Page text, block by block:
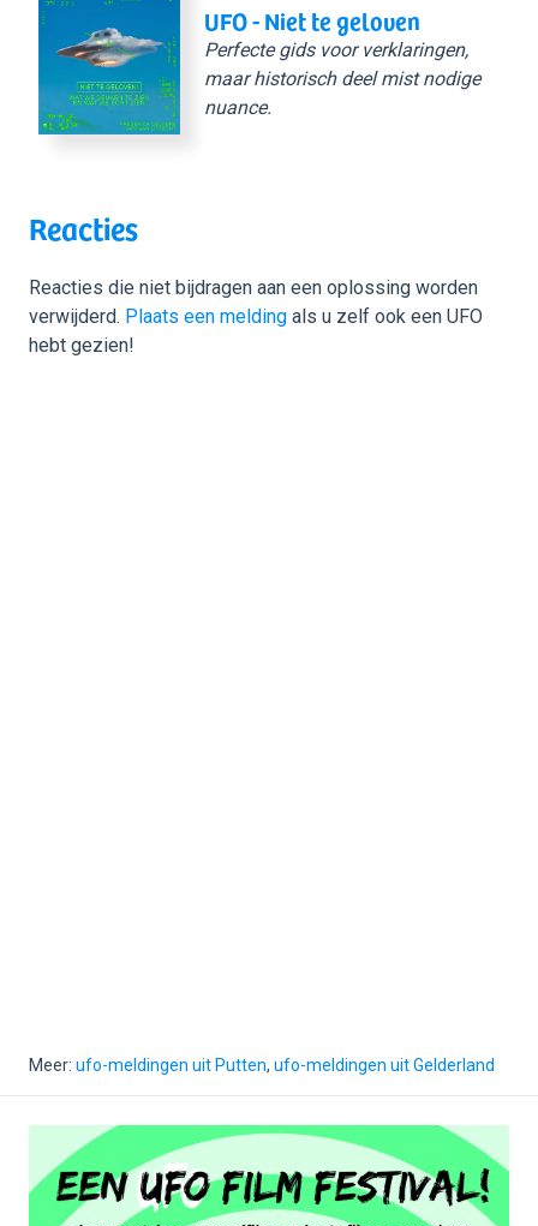
UFO - Niet te geloven
Perfecte gids voor verklaringen,
maar historisch deel mist nodige
nuance.
Reacties
Reacties die niet bijdragen aan een oplossing worden
verwijderd. Plaats een melding als u zelf ook een UFO
hebt gezien!
Meer: ufo-meldingen uit Putten, ufo-meldingen uit Gelderland